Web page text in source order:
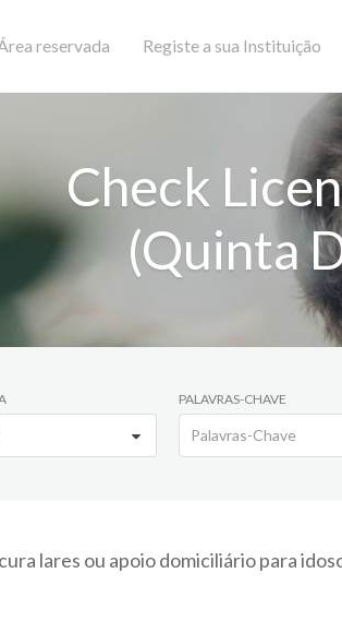
reservada Registe a sua Instituição
Check
(Quinta
PALAVRAS-CHAVE
lares ou apoio domiciliário para